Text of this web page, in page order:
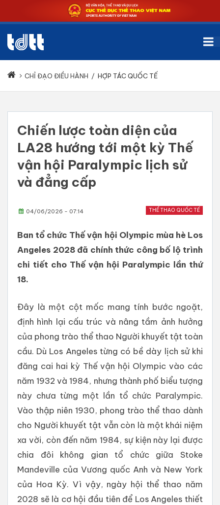
CHỈ ĐẠO ĐIỀU HÀNH / HỢP TÁC QUỐC TẾ
Chiến lược toàn diện của
LA28 hướng tới một kỳ Thế
vận hội Paralympic lịch sử
và đẳng cấp
THỂ THAO QUỐC TẾ
04/06/2026 - 07:14
Ban tổ chức Thế vận hội Olympic mùa hè Los
Angeles 2028 đã chính thức công bố lộ trình
chi tiết cho Thế vận hội Paralympic lần thứ
18.
Đây là một cột mốc mang tính bước ngoặt,
định hình lại cấu trúc và nâng tầm ảnh hưởng
của phong trào thể thao Người khuyết tật toàn
cầu. Dù Los Angeles từng có bề dày lịch sử khi
đăng cai hai kỳ Thế vận hội Olympic vào các
năm 1932 và 1984, nhưng thành phố biểu tượng
này chưa từng một lần tổ chức Paralympic.
Vào thập niên 1930, phong trào thể thao dành
cho Người khuyết tật vẫn còn là một khái niệm
xa vời, còn đến năm 1984, sự kiện này lại được
chia đôi không gian tổ chức giữa Stoke
Mandeville của Vương quốc Anh và New York
của Hoa Kỳ. Vì vậy, ngày hội thể thao năm
2028 sẽ là cơ hội đầu tiên để Los Angeles thiết